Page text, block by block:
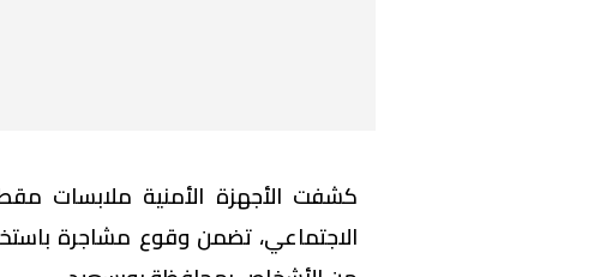
كشفت الأجهزة الأمنية ملابسات
الاجتماعي، تضمن وقوع مشاجرة